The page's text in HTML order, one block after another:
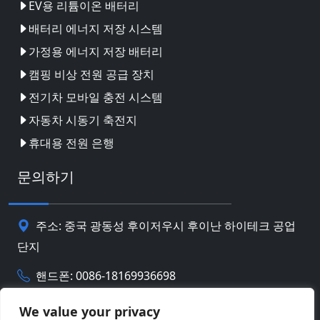
We value your privacy
EV용 리튬이온 배터리
배터리 에너지 저장 시스템
가정용 에너지 저장 배터리
캠핑 비상 전원 공급 장치
전기차 모바일 충전 시스템
자동차 시동기 축전지
휴대용 전원 은행
문의하기
주소: 중국 광동성 후이저우시 후이난 하이테크 공업
단지
핸드폰: 0086-18169936698
Email:info@jbbatterychina.com